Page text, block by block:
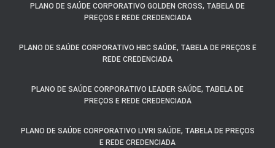
PLANO DE SAÚDE CORPORATIVO GOLDEN CROSS, TABELA DE
PREÇOS E REDE CREDENCIADA
PLANO DE SAÚDE CORPORATIVO HBC SAÚDE, TABELA DE PREÇOS E
REDE CREDENCIADA
PLANO DE SAÚDE CORPORATIVO LEADER SAÚDE, TABELA DE
PREÇOS E REDE CREDENCIADA
PLANO DE SAÚDE CORPORATIVO LIVRI SAÚDE, TABELA DE PREÇOS
E REDE CREDENCIADA